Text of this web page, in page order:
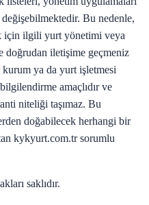
Bu nedenle,
için ilgili yurt yönetimi veya
iletişime geçmeniz
ya da yurt işletmesi
amaçlıdır ve
niteliği taşımaz. Bu
doğabilecek herhangi bir
kykyurt.com.tr sorumlu
saklıdır.